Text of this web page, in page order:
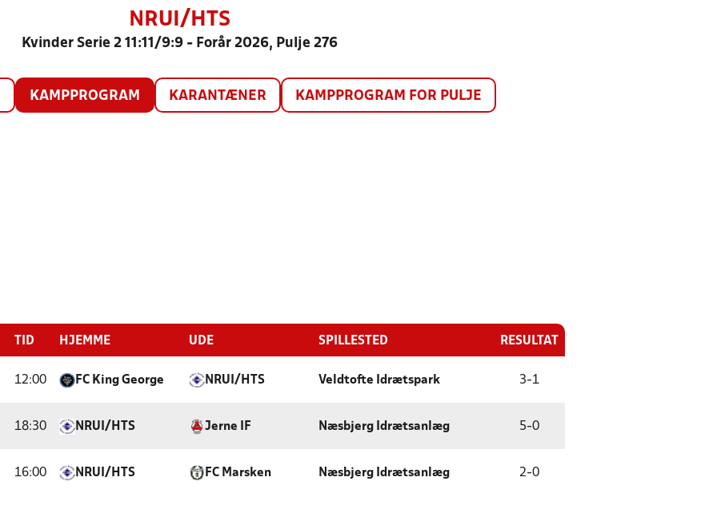
NRUI/HTS
Kvinder Serie 2 11:11/9:9 - Forår 2026, Pulje 276
KAMPPROGRAM KARANTÆNER KAMPPROGRAM FOR PULJE
TID HJEMME UDE SPILLESTED RESULTAT
12:00 FC King George NRUI/HTS Veldtofte Idrætspark 3-1
18:30 NRUI/HTS Jerne IF Næsbjerg Idrætsanlæg 5-0
16:00 NRUI/HTS FC Marsken Næsbjerg Idrætsanlæg 2-0